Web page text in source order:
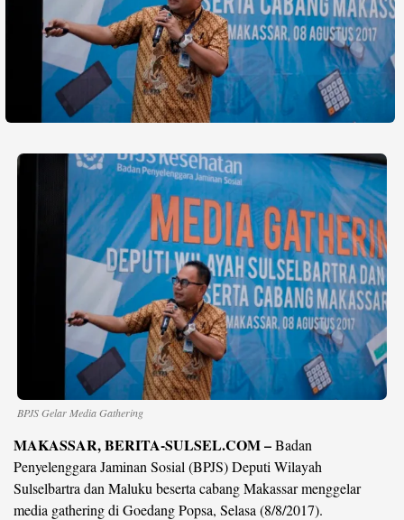
Video
More
Disclaimer
Copyright
sulsel.com
.
All
Reserved
BPJS Gelar Media Gathering
MAKASSAR, BERITA-SULSEL.COM –Badan
Penyelenggara Jaminan Sosial (BPJS) Deputi Wilayah
Sulselbartra dan Maluku beserta cabang Makassar menggelar
media gathering di Goedang Popsa, Selasa (8/8/2017).